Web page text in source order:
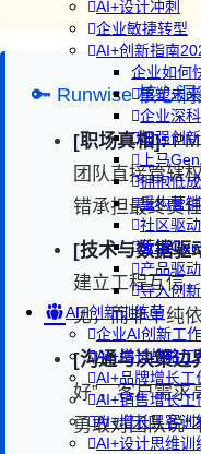
AI+设计冲刺
企业敏捷转型
AI+创新指南
企业如何
重塑未
企业深
加强创
上马
拥抱低
重构营
社区驱
营销
产品驱
导入创
AI+创新训练营
企业AI创新工
AI+增长战略工
AI+品牌增长工
AI+销售增长工
AI+增长黑客训
AI+设计思维训
🔑 Runwise 核心洞
[职场真相]:PM
团队直接管辖
错承担最终责
[技术与数据驱
建立工程互信
见，而非单纯
[沟通与决策边
好”，客户需求
勇敢对团队说“